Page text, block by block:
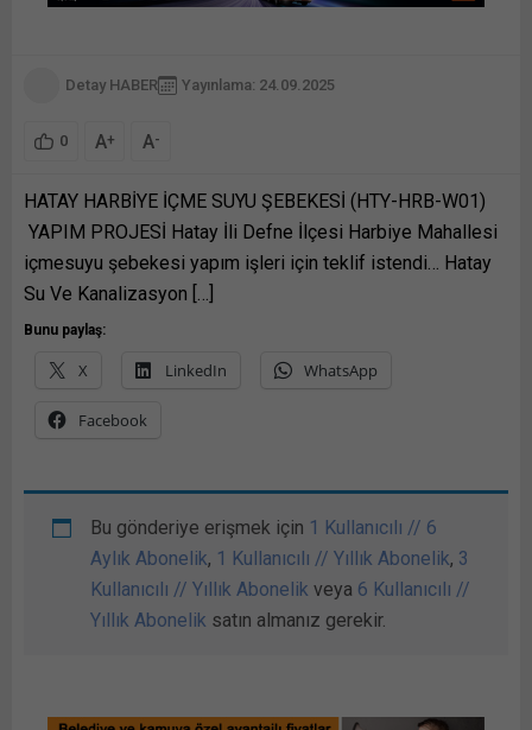
Detay HABER Yayınlama: 24.09.2025
0 A+ A-
HATAY HARBİYE İÇME SUYU ŞEBEKESİ (HTY-HRB-W01)
YAPIM PROJESİ Hatay İli Defne İlçesi Harbiye Mahallesi
içmesuyu şebekesi yapım işleri için teklif istendi… Hatay
Su Ve Kanalizasyon […]
Bunu paylaş:
X LinkedIn WhatsApp
Facebook
Bu gönderiye erişmek için 1 Kullanıcılı // 6
Aylık Abonelik, 1 Kullanıcılı // Yıllık Abonelik, 3
Kullanıcılı // Yıllık Abonelik veya 6 Kullanıcılı //
Yıllık Abonelik satın almanız gerekir.